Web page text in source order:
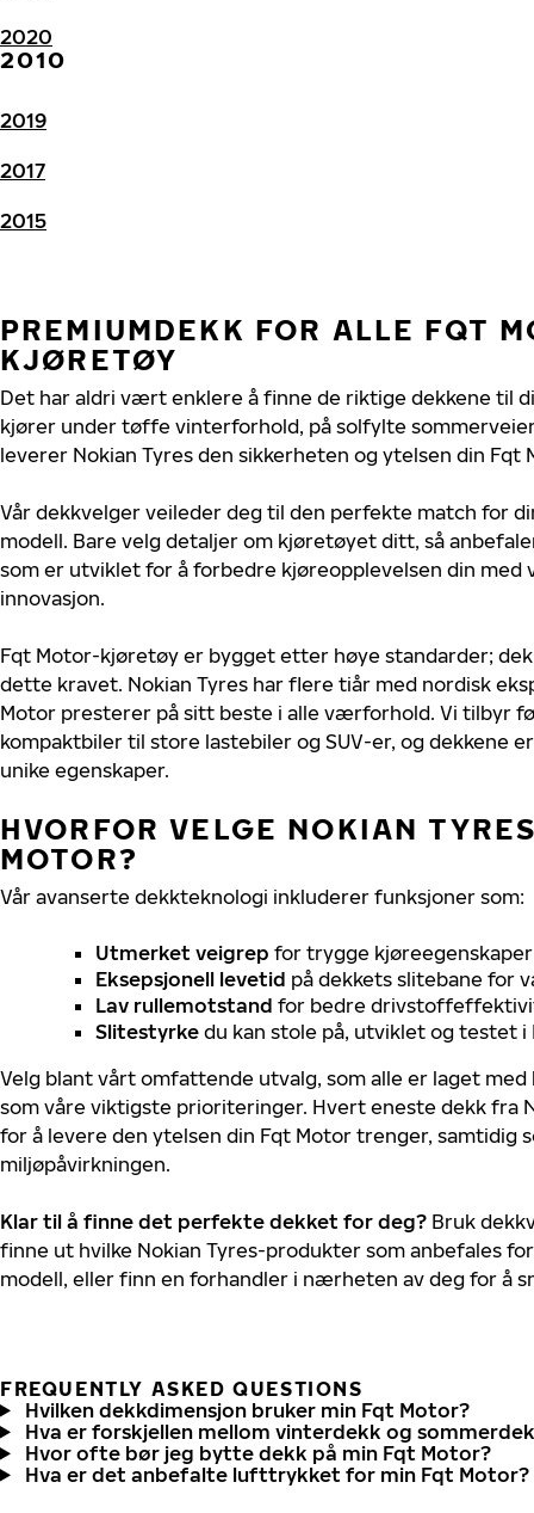
2020
2010
2019
2017
2015
PREMIUMDEKK FOR ALLE FQT
KJØRETØY
Det har aldri vært enklere å finne de riktige dekkene til
kjører under tøffe vinterforhold, på solfylte
leverer Nokian Tyres den sikkerheten og ytelsen din Fqt
Vår dekkvelger veileder deg til den perfekte match for
modell. Bare velg detaljer om kjøretøyet ditt, så
som er utviklet for å forbedre kjøreopplevelsen din med
innovasjon.
Fqt Motor-kjøretøy er bygget etter høye standarder;
dette kravet. Nokian Tyres har flere tiår med nordisk
Motor presterer på sitt beste i alle værforhold. Vi tilbyr
kompaktbiler til store lastebiler og SUV-er, og dekkene
unike egenskaper.
HVORFOR VELGE NOKIAN
MOTOR?
Vår avanserte dekkteknologi inkluderer funksjoner som:
Utmerket veigrep for trygge
Eksepsjonell levetid på dekkets slitebane for
Lav rullemotstand for bedre
Slitestyrke du kan stole på, utviklet og testet i
Velg blant vårt omfattende utvalg, som alle er laget
som våre viktigste prioriteringer. Hvert eneste dekk fra
for å levere den ytelsen din Fqt Motor trenger, samtidig
miljøpåvirkningen.
Klar til å finne det perfekte dekket for deg? Bruk
finne ut hvilke Nokian Tyres-produkter som anbefales
modell, eller finn en forhandler i nærheten av deg for å
FREQUENTLY ASKED QUESTIONS
Hvilken dekkdimensjon bruker min Fqt Motor?
Hva er forskjellen mellom vinterdekk og
Hvor ofte bør jeg bytte dekk på min Fqt Motor?
Hva er det anbefalte lufttrykket for min Fqt Motor?